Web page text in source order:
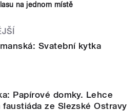
na jednom místě
Svatební kytka
Papírové domky. Lehce
faustiáda ze Slezské Ostravy